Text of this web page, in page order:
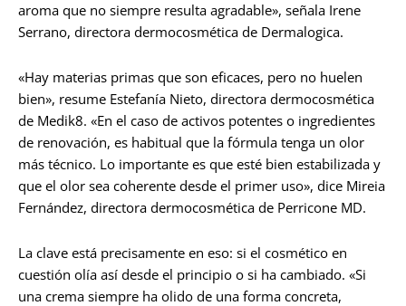
aroma que no siempre resulta agradable», señala Irene
Serrano, directora dermocosmética de Dermalogica.
«Hay materias primas que son eficaces, pero no huelen
bien», resume Estefanía Nieto, directora dermocosmética
de Medik8. «En el caso de activos potentes o ingredientes
de renovación, es habitual que la fórmula tenga un olor
más técnico. Lo importante es que esté bien estabilizada y
que el olor sea coherente desde el primer uso», dice Mireia
Fernández, directora dermocosmética de Perricone MD.
La clave está precisamente en eso: si el cosmético en
cuestión olía así desde el principio o si ha cambiado. «Si
una crema siempre ha olido de una forma concreta,